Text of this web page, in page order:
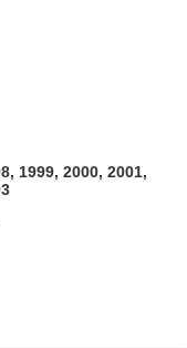
1999, 2000, 2001,